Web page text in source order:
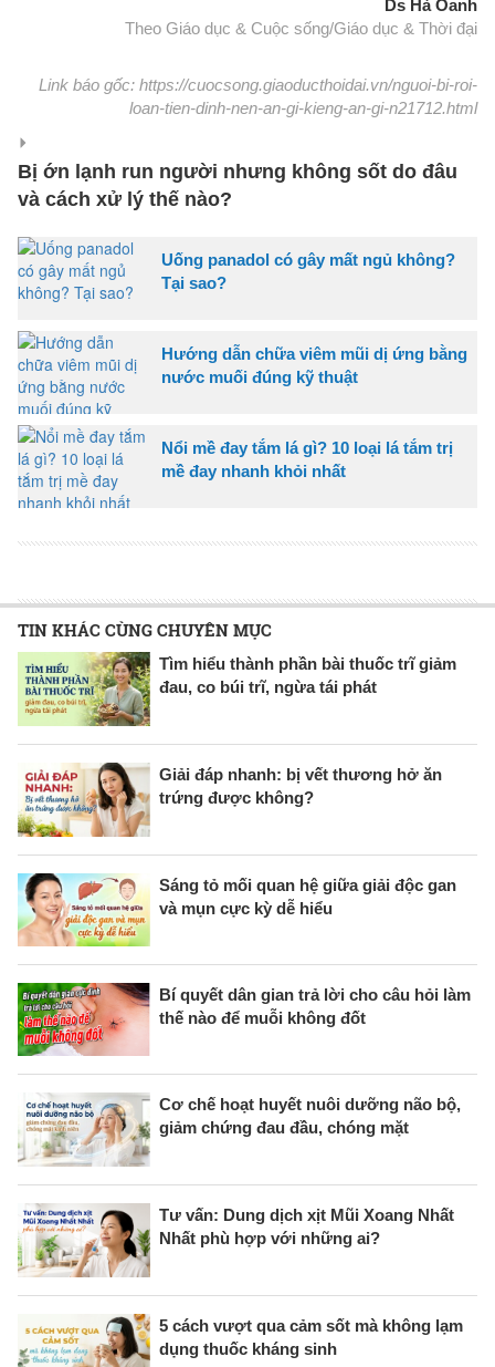
Ds Hà Oanh
Theo Giáo dục & Cuộc sống/Giáo dục & Thời đại
Link báo gốc: https://cuocsong.giaoducthoidai.vn/nguoi-bi-roi-
loan-tien-dinh-nen-an-gi-kieng-an-gi-n21712.html
Bị ớn lạnh run người nhưng không sốt do đâu
và cách xử lý thế nào?
Uống panadol có gây mất ngủ không?
Tại sao?
Hướng dẫn chữa viêm mũi dị ứng bằng
nước muối đúng kỹ thuật
Nổi mề đay tắm lá gì? 10 loại lá tắm trị
mề đay nhanh khỏi nhất
TIN KHÁC CÙNG CHUYÊN MỤC
Tìm hiểu thành phần bài thuốc trĩ giảm
đau, co búi trĩ, ngừa tái phát
Giải đáp nhanh: bị vết thương hở ăn
trứng được không?
Sáng tỏ mối quan hệ giữa giải độc gan
và mụn cực kỳ dễ hiểu
Bí quyết dân gian trả lời cho câu hỏi làm
thế nào để muỗi không đốt
Cơ chế hoạt huyết nuôi dưỡng não bộ,
giảm chứng đau đầu, chóng mặt
Tư vấn: Dung dịch xịt Mũi Xoang Nhất
Nhất phù hợp với những ai?
5 cách vượt qua cảm sốt mà không lạm
dụng thuốc kháng sinh